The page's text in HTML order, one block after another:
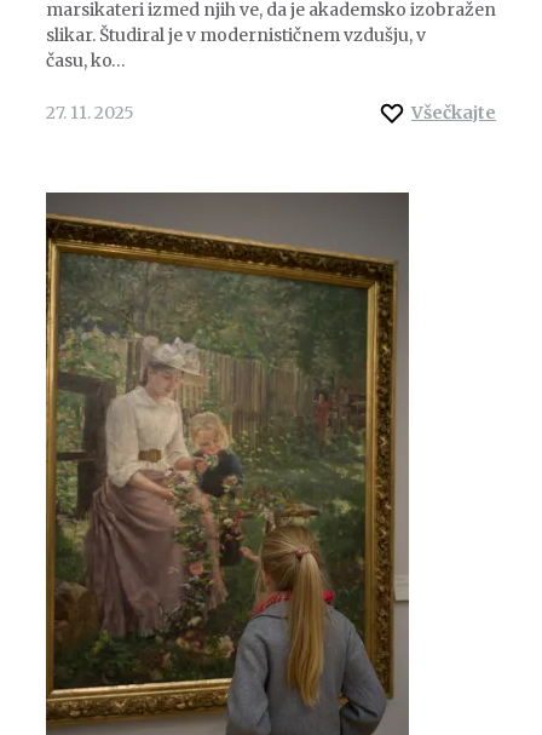
marsikateri izmed njih ve, da je akademsko izobražen
slikar. Študiral je v modernističnem vzdušju, v
času, ko…
Všečkajte
27. 11. 2025